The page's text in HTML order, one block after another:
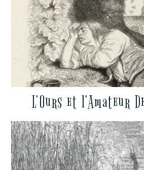
L’Ours et l’Amateur